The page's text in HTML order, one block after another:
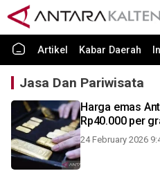
Artikel Kabar Daerah
Jasa Dan Pariwisata
Harga emas
Rp40.000 per
24 February 2026